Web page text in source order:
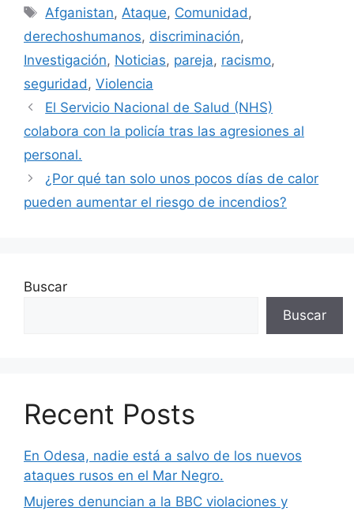
Etiquetas
Afganistan, Ataque, Comunidad ,
derechoshumanos, discriminación,
Investigación, Noticias, pareja, racismo,
seguridad , Violencia
El Servicio Nacional de Salud (NHS)
colabora con la policía tras las agresiones al
personal.
¿Por qué tan solo unos pocos días de calor
pueden aumentar el riesgo de incendios?
Buscar
Buscar
Recent Posts
En Odesa, nadie está a salvo de los nuevos
ataques rusos en el Mar Negro.
Mujeres denuncian a la BBC violaciones y